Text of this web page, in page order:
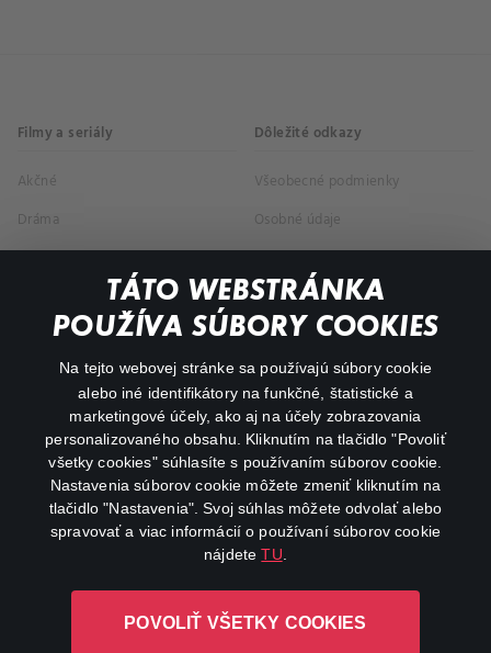
TÁTO WEBSTRÁNKA
POUŽÍVA SÚBORY COOKIES
Na tejto webovej stránke sa používajú súbory cookie
alebo iné identifikátory na funkčné, štatistické a
marketingové účely, ako aj na účely zobrazovania
personalizovaného obsahu. Kliknutím na tlačidlo "Povoliť
všetky cookies" súhlasíte s používaním súborov cookie.
Nastavenia súborov cookie môžete zmeniť kliknutím na
tlačidlo "Nastavenia". Svoj súhlas môžete odvolať alebo
spravovať a viac informácií o používaní súborov cookie
nájdeteTU
POVOLIŤ VŠETKY COOKIES
Filmy a seriály
Akčné
Dráma
Dôležité odkazy
Všeobecné podmienky
Osobné údaje
O aplikácii Canal+
Canal+ Luxembourg S. à r.l. so sídlom Rue Albert Borschette 4,